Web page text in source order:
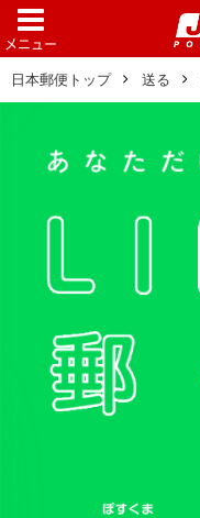
日本郵便トップ 送る